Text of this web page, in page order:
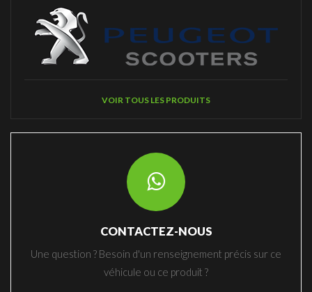
VOIR TOUS LES PRODUITS
CONTACTEZ-NOUS
Une question ? Besoin d'un renseignement précis sur ce
véhicule ou ce produit ?